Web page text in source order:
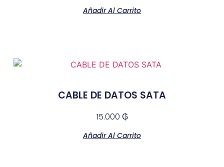
Añadir Al Carrito
CABLE DE DATOS SATA
15.000 ₲
Añadir Al Carrito